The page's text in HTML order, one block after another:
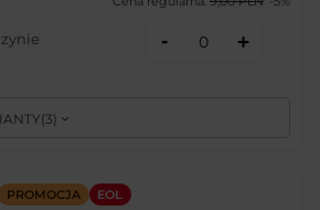
(3)
- +
PROMOCJA EOL